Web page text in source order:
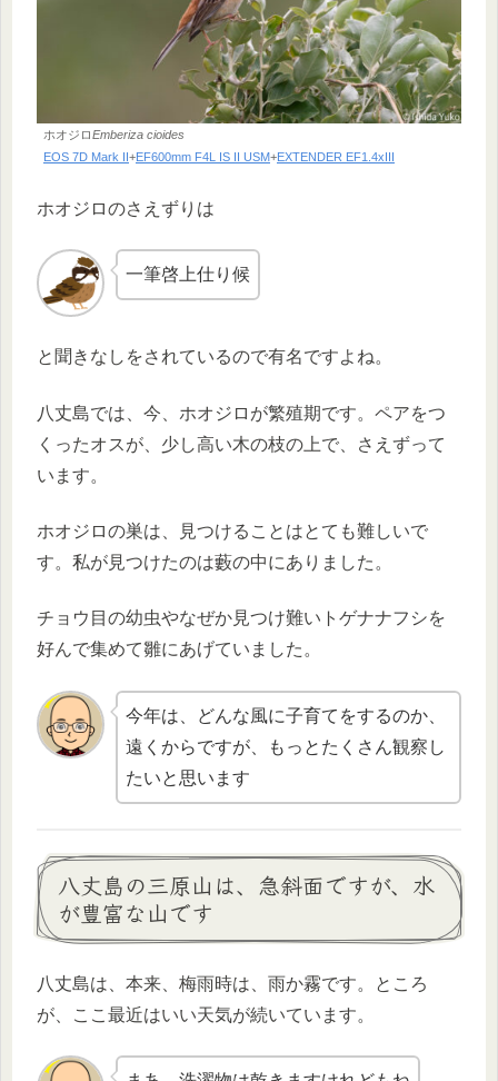
ホオジロEmberiza cioides
EOS 7D Mark II+EF600mm F4L IS II USM+EXTENDER EF1.4xIII
ホオジロのさえずりは
一筆啓上仕り候
と聞きなしをされているので有名ですよね。
八丈島では、今、ホオジロが繁殖期です。ペアをつ
くったオスが、少し高い木の枝の上で、さえずって
います。
ホオジロの巣は、見つけることはとても難しいで
す。私が見つけたのは藪の中にありました。
チョウ目の幼虫やなぜか見つけ難いトゲナナフシを
好んで集めて雛にあげていました。
今年は、どんな風に子育てをするのか、
遠くからですが、もっとたくさん観察し
たいと思います
八丈島の三原山は、急斜面ですが、水
が豊富な山です
八丈島は、本来、梅雨時は、雨か霧です。ところ
が、ここ最近はいい天気が続いています。